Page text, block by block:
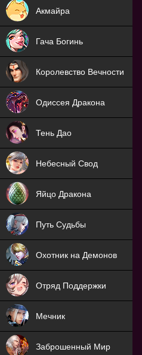
Акмайра
Гача Богинь
NEW
Королевство Вечности
NEW
Одиссея Дракона
NEW
Тень Дао
NEW
Небесный Свод
NEW
Яйцо Дракона
NEW
Путь Судьбы
NEW
Охотник на Демонов
ХИТ
Отряд Поддержки
ХИТ
Мечник
Заброшенный Мир
NEW